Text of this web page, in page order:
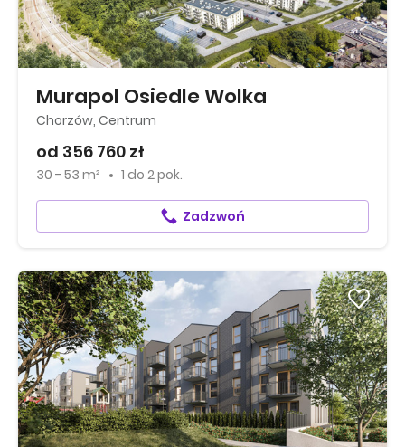
Murapol Osiedle Wolka
Chorzów, Centrum
od 356 760 zł
30 - 53 m² 1 do 2 pok.
Zadzwoń